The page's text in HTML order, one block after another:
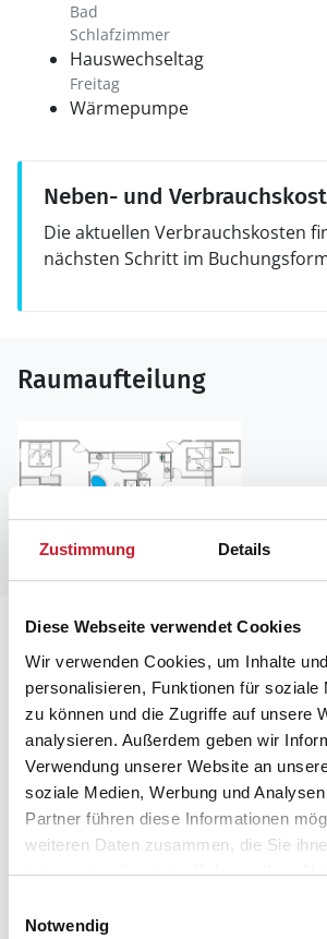
Zustimmung Details
Diese Webseite verwendet Cookies
Wir verwenden Cookies, um Inhalte
personalisieren, Funktionen für soziale
zu können und die Zugriffe auf unsere
analysieren. Außerdem geben wir
Verwendung unserer Website an
soziale Medien, Werbung und
Partner führen diese Informationen
weiteren Daten zusammen, die Sie
haben oder die sie im Rahmen Ihrer
Notwendig
Bad
Schlafzimmer
Hauswechseltag
Freitag
Wärmepumpe
Neben- und
Die aktuellen Verbrauchskosten
nächsten Schritt im
Raumaufteilung
Lageplan
Adresse
Ferienhaus i6063
Krattet 13B
Søndervig
6950 Ringkøbing